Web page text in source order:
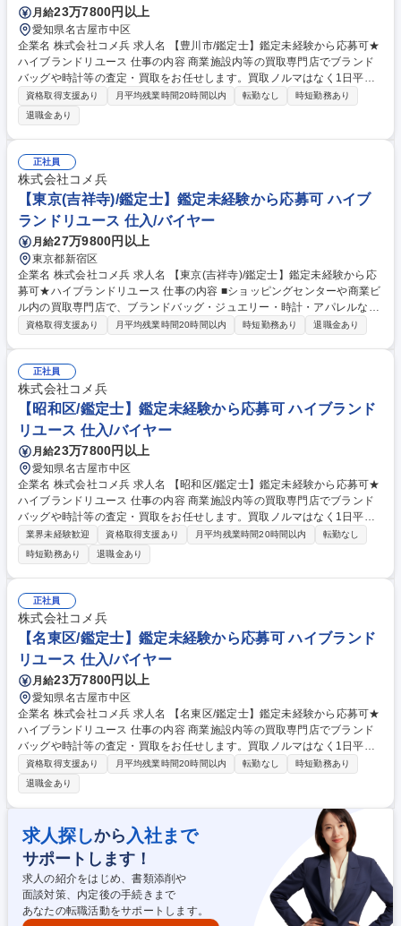
月給23万7800円以上
愛知県名古屋市中区
企業名 株式会社コメ兵 求人名 【豊川市/鑑定士】鑑定未経験から応募可★
ハイブランドリユース 仕事の内容 商業施設内等の買取専門店でブランド
バッグや時計等の査定・買取をお任せします。買取ノルマはなく1日平均5
組のため、AI等の遠隔サポートも頼りながら、数字に追われずお客様に寄
り添った丁寧な接客が可能です。 【仕事の流れ】■来店時の受付・接客対
応 ■商品の査定 ■査定金額の詳細説明 ■代金の支払/買取品のデータ入力 ■
電話対応（商品に関する問い合わせ） 【入社後】当社には、教育専門部署
があり、座学やロールプレイング等、テキストを用いて仕事の基礎・スキ
ルを1から学べる教育・研修を用意しています！研修後も協力体制のも
と、店舗に立つためご安心ください。 募集職種 【豊川市/鑑定士】鑑定未
経験から応募可★ハイブランドリユース
資格取得支援あり 月平均残業時間20時間以内 転勤なし
時短勤務あり
退職金あり
正社員
株式会社コメ兵
【東京(吉祥寺)/鑑定士】鑑定未経験から応募可 ハイブ
ランドリユース 仕入/バイヤー
月給27万9800円以上
東京都新宿区
企業名 株式会社コメ兵 求人名 【東京(吉祥寺)/鑑定士】鑑定未経験から応
募可★ハイブランドリユース 仕事の内容 ■ショッピングセンターや商業ビ
ル内の買取専門店で、ブランドバッグ・ジュエリー・時計・アパレルなど
の査定・買取をお任せいたします。 ■バイヤーからコーポレート職まで、
ど、様々な品物の査定、買取をお願いします。業務を通してスキルアップ
が可能です。 【キャリアパスについて】商品センター/マーケティング/W
EB事業/教育/店舗開発/広報/人事/総務/経理/経営企画など、キャリアプラン
を実現するため、多彩なポジションへのキャリアチェンジが可能です。 募
集職種 【東京(吉祥寺)/鑑定士】鑑定未経験から応募可★ハイブランドリユ
ース
資格取得支援あり 月平均残業時間20時間以内 時短勤務あり 退職金あり
正社員
株式会社コメ兵
【昭和区/鑑定士】鑑定未経験から応募可 ハイブランド
リユース 仕入/バイヤー
月給23万7800円以上
愛知県名古屋市中区
企業名 株式会社コメ兵 求人名 【昭和区/鑑定士】鑑定未経験から応募可★
ハイブランドリユース 仕事の内容 商業施設内等の買取専門店でブランド
バッグや時計等の査定・買取をお任せします。買取ノルマはなく1日平均5
組のため、AI等の遠隔サポートも頼りながら、数字に追われずお客様に寄
り添った丁寧な接客が可能です。 【仕事の流れ】■来店時の受付・接客対
応 ■商品の査定 ■査定金額の詳細説明 ■代金の支払/買取品のデータ入力 ■
電話対応（商品に関する問い合わせ） 【入社後】当社には、教育専門部署
があり、座学やロールプレイング等、テキストを用いて仕事の基礎・スキ
ルを1から学べる教育・研修を用意しています！研修後も協力体制のも
と、店舗に立つためご安心ください。 募集職種 【昭和区/鑑定士】鑑定未
経験から応募可★ハイブランドリユース
業界未経験歓迎 資格取得支援あり 月平均残業時間20時間以内
転勤なし
時短勤務あり
退職金あり
正社員
株式会社コメ兵
【名東区/鑑定士】鑑定未経験から応募可 ハイブランド
リユース 仕入/バイヤー
月給23万7800円以上
愛知県名古屋市中区
企業名 株式会社コメ兵 求人名 【名東区/鑑定士】鑑定未経験から応募可★
ハイブランドリユース 仕事の内容 商業施設内等の買取専門店でブランド
バッグや時計等の査定・買取をお任せします。買取ノルマはなく1日平均5
組のため、AI等の遠隔サポートも頼りながら、数字に追われずお客様に寄
り添った丁寧な接客が可能です。 【仕事の流れ】■来店時の受付・接客対
応 ■商品の査定 ■査定金額の詳細説明 ■代金の支払/買取品のデータ入力 ■
電話対応（商品に関する問い合わせ） 【入社後】当社には、教育専門部署
があり、座学やロールプレイング等、テキストを用いて仕事の基礎・スキ
ルを1から学べる教育・研修を用意しています！研修後も協力体制のも
と、店舗に立つためご安心ください。 募集職種 【名東区/鑑定士】鑑定未
経験から応募可★ハイブランドリユース
資格取得支援あり 月平均残業時間20時間以内 転勤なし
時短勤務あり
退職金あり
求人探しから 入社まで
サポートします！
求人の紹介をはじめ、書類添削や
面談対策、内定後の手続きまで
あなたの転職活動をサポートします。